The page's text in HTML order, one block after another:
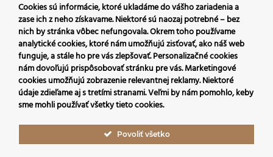
Sledujte nás:
Cookies sú informácie, ktoré ukladáme do vášho zariadenia a
zase ich z neho získavame. Niektoré sú naozaj potrebné – bez
nich by stránka vôbec nefungovala.Okrem toho používame
analytické cookies, ktoré nám umožňujú zisťovať, ako náš web
funguje, a stále ho pre vás zlepšovať. Personalizačné cookies
nám dovoľujú prispôsobovať stránku pre vás.Marketingové
cookies umožňujú zobrazenie relevantnej reklamy. Niektoré
údaje zdieľame aj s tretími stranami. Veľmi by nám pomohlo, keby
sme mohli používať všetky tieto cookies.
Povoliť všetko